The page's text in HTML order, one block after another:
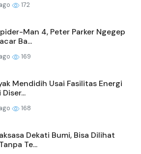
172
Man 4, Peter Parker Ngegep
Ba...
169
Mendidih Usai Fasilitas Energi
168
Dekati Bumi, Bisa Dilihat
Te...